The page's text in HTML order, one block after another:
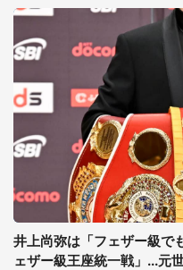
井上尚弥は「フェザー級で
ェザー級王座統一戦」...元